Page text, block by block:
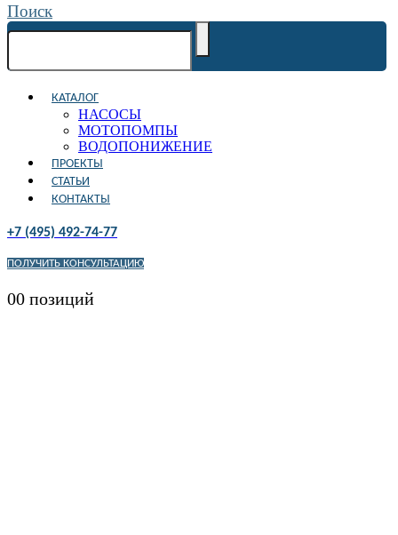
Поиск
КАТАЛОГ
НАСОСЫ
МОТОПОМПЫ
ВОДОПОНИЖЕНИЕ
ПРОЕКТЫ
СТАТЬИ
КОНТАКТЫ
+7 (495) 492-74-77
ПОЛУЧИТЬ КОНСУЛЬТАЦИЮ
00 позиций